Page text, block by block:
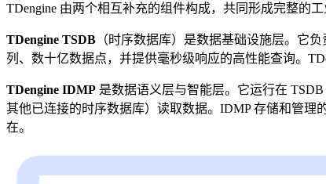
TDengine 由两个相互补充的组件构成，共同形成完整的工
TDengine TSDB （时序数据库）是数据基础设施层。它
列、数十亿数据点，并提供毫秒级响应的高性能查询。
TDengine IDMP 是数据语义层与智能层。它运行在
其他已连接的时序数据库）读取数据。IDMP 存储和管
在。